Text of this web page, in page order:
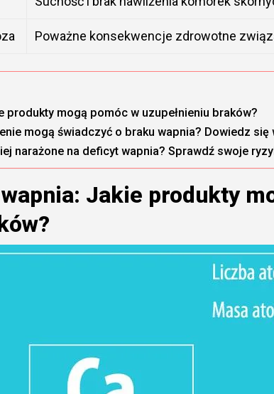
Poważne konsekwencje zdrowotne
produkty mogą pomóc w uzupełnieniu braków?
mogą świadczyć o braku wapnia? Dowiedz się
narażone na deficyt wapnia? Sprawdź swoje
Jakie produkty